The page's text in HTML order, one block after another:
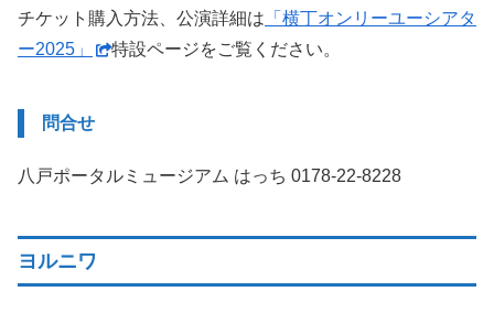
チケット購入方法、公演詳細は 「横丁オンリーユーシアタ
ー2025」
特設ページをご覧ください。
問合せ
八戸ポータルミュージアム はっち 0178-22-8228
ヨルニワ